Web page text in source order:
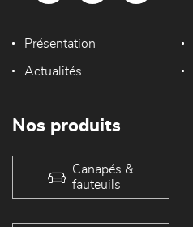
Présentation
Actualités
Nos produits
Canapés &
fauteuils